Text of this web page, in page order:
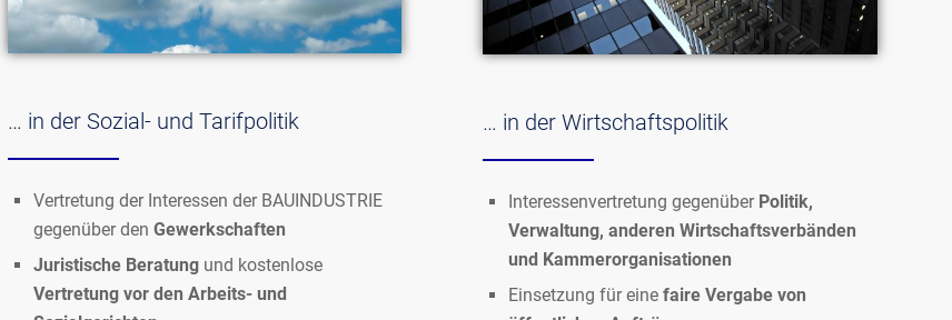
… in der Sozial- und Tarifpolitik
Vertretung der Interessen der BAUINDUSTRIE
gegenüber den Gewerkschaften
Juristische Beratungund kostenlose
Vertretung vor den Arbeits- und
… in der Wirtschaftspolitik
Interessenvertretung gegenüber Politik,
Verwaltung, anderen Wirtschaftsverbänden
und Kammerorganisationen
Einsetzung für einefaire Vergabe von